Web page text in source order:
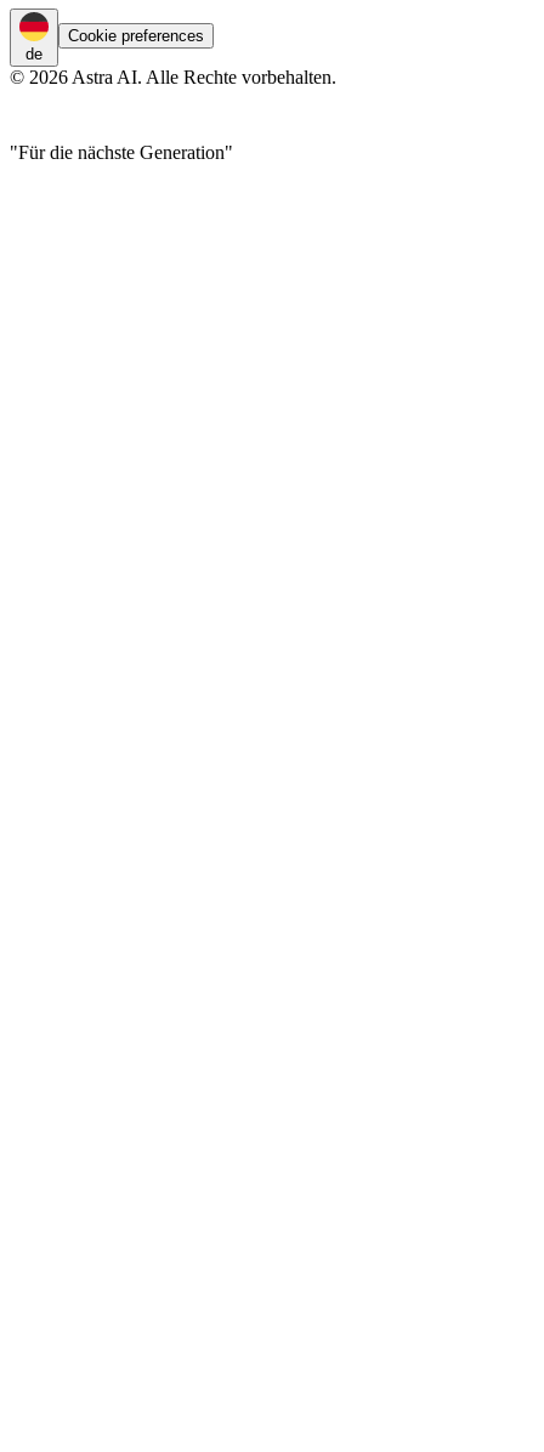
de
Cookie preferences
© 2026 Astra AI. Alle Rechte vorbehalten.
"Für die nächste Generation"